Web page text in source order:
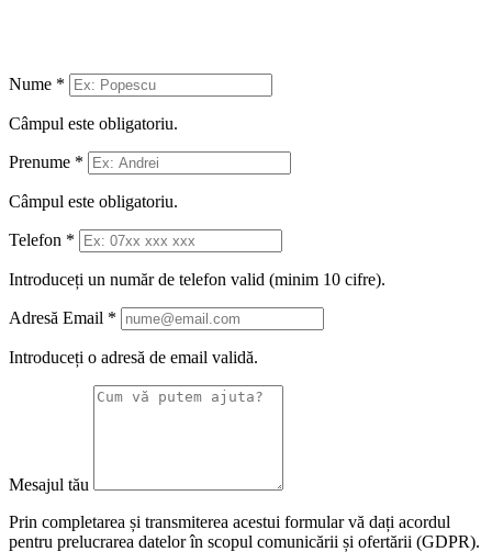
Nume *
Câmpul este obligatoriu.
Prenume *
Câmpul este obligatoriu.
Telefon *
Introduceți un număr de telefon valid (minim 10 cifre).
Adresă Email *
Introduceți o adresă de email validă.
Mesajul tău
Prin completarea și transmiterea acestui formular vă dați acordul
pentru prelucrarea datelor în scopul comunicării și ofertării (GDPR).